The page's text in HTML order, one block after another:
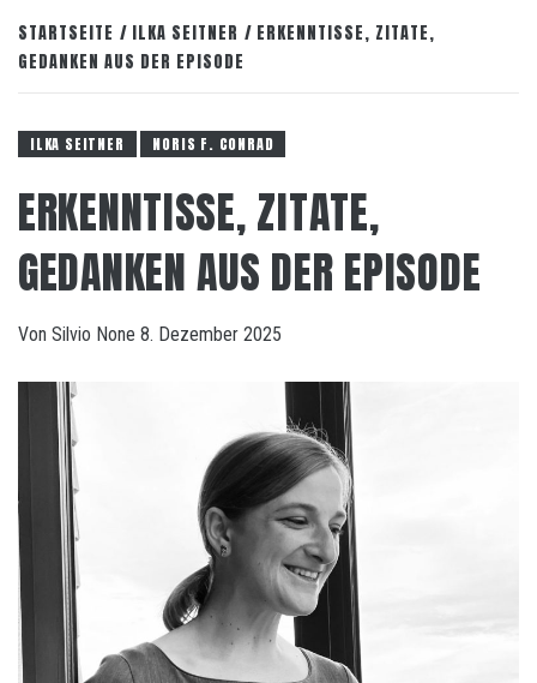
STARTSEITE ILKA SEITNER
ERKENNTISSE, ZITATE,
GEDANKEN AUS DER EPISODE
ILKA SEITNER NORIS F. CONRAD
ERKENNTISSE, ZITATE,
GEDANKEN AUS DER EPISODE
Von Silvio None 8. Dezember 2025